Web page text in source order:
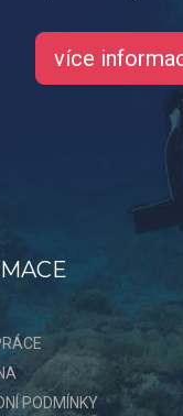
více
PODMÍNKY